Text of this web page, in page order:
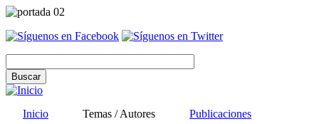
Pasar
contenido
Inicio Temas / Autores Publicaciones